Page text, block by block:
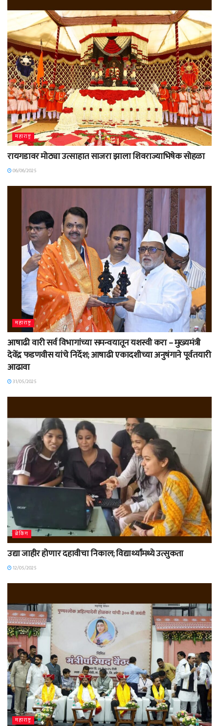
महाराष्ट्र
रायगडावर मोठ्या उत्साहात साजरा झाला शिवराज्याभिषेक सोहळा
06/06/2025
महाराष्ट्र
आषाढी वारी सर्व विभागांच्या समन्वयातून यशस्वी करा – मुख्यमंत्री
देवेंद्र फडणवीस यांचे निर्देश; आषाढी एकादशीच्या अनुषंगाने पूर्वतयारी
आढावा
31/05/2025
ब्रेकिंग
उद्या जाहीर होणार दहावीचा निकाल; विद्यार्थ्यांमध्ये उत्सुकता
12/05/2025
महाराष्ट्र